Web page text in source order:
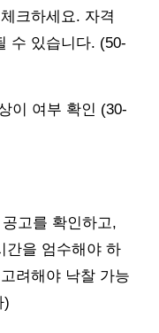
크하세요. 자격
수 있습니다. (50-
이 여부 확인 (30-
고를 확인하고,
간을 엄수해야 하
려해야 낙찰 가능
)